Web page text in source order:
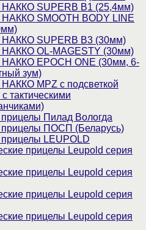
SUPERB B1 (25,4мм)
SMOOTH BODY LINE
SUPERB B3 (30мм)
OL-MAGESTY (30мм)
EPOCH ONE (30мм, 6-
зум)
MPZ с подсветкой
тактическими
Пилад Вологда
прицелы ПОСП (Беларусь)
LEUPOLD
прицелы Leupold серия
прицелы Leupold серия
прицелы Leupold серия
прицелы Leupold серия